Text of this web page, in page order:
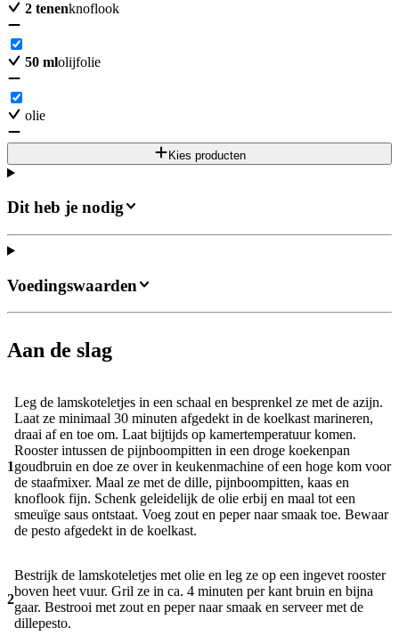
2 tenenknoflook
50 mlolijfolie
olie
Kies producten
Dit heb je nodig
Aan de slag
1
Leg de lamskoteletjes in een schaal en besprenkel ze met de azijn.
Laat ze minimaal 30 minuten afgedekt in de koelkast marineren,
draai af en toe om. Laat bijtijds op kamertemperatuur komen.
Rooster intussen de pijnboompitten in een droge koekenpan
goudbruin en doe ze over in keukenmachine of een hoge kom voor
de staafmixer. Maal ze met de dille, pijnboompitten, kaas en
knoflook fijn. Schenk geleidelijk de olie erbij en maal tot een
smeuïge saus ontstaat. Voeg zout en peper naar smaak toe. Bewaar
de pesto afgedekt in de koelkast.
2
Bestrijk de lamskoteletjes met olie en leg ze op een ingevet rooster
boven heet vuur. Gril ze in ca. 4 minuten per kant bruin en bijna
gaar. Bestrooi met zout en peper naar smaak en serveer met de
dillepesto.
Voedingswaarden